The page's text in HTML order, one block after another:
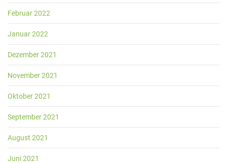
Februar 2022
Januar 2022
Dezember 2021
November 2021
Oktober 2021
September 2021
August 2021
Juni 2021